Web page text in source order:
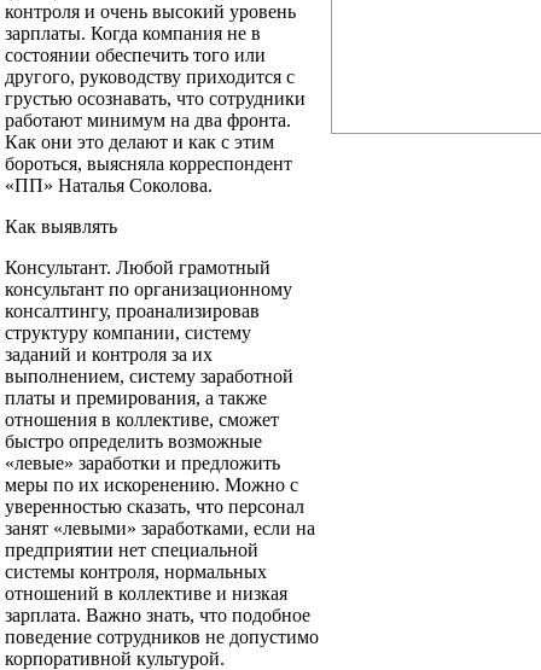
контроля и очень высокий уровень
зарплаты. Когда компания не в
состоянии обеспечить того или
другого, руководству приходится с
грустью осознавать, что сотрудники
работают минимум на два фронта.
Как они это делают и как с этим
бороться, выясняла корреспондент
«ПП» Наталья Соколова.
Как выявлять
Консультант. Любой грамотный
консультант по организационному
консалтингу, проанализировав
структуру компании, систему
заданий и контроля за их
выполнением, систему заработной
платы и премирования, а также
отношения в коллективе, сможет
быстро определить возможные
«левые» заработки и предложить
меры по их искоренению. Можно с
уверенностью сказать, что персонал
занят «левыми» заработками, если на
предприятии нет специальной
системы контроля, нормальных
отношений в коллективе и низкая
зарплата. Важно знать, что подобное
поведение сотрудников не допустимо
корпоративной культурой.